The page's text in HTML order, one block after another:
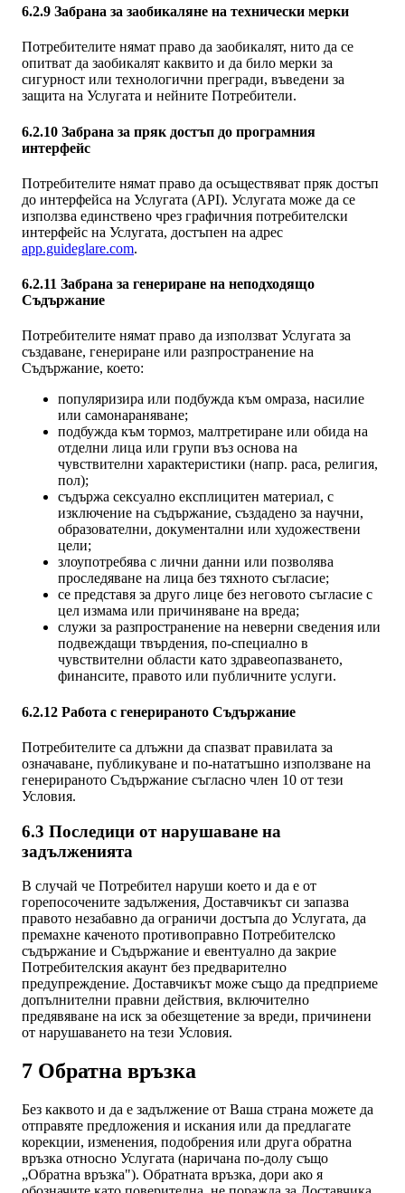
6.2.9 Забрана за заобикаляне на технически мерки
Потребителите нямат право да заобикалят, нито да се
опитват да заобикалят каквито и да било мерки за
сигурност или технологични прегради, въведени за
защита на Услугата и нейните Потребители.
6.2.10 Забрана за пряк достъп до програмния
интерфейс
Потребителите нямат право да осъществяват пряк достъп
до интерфейса на Услугата (API). Услугата може да се
използва единствено чрез графичния потребителски
интерфейс на Услугата, достъпен на адрес
app.guideglare.com.
6.2.11 Забрана за генериране на неподходящо
Съдържание
Потребителите нямат право да използват Услугата за
създаване, генериране или разпространение на
Съдържание, което:
популяризира или подбужда към омраза, насилие
или самонараняване;
подбужда към тормоз, малтретиране или обида на
отделни лица или групи въз основа на
чувствителни характеристики (напр. раса, религия,
пол);
съдържа сексуално експлицитен материал, с
изключение на съдържание, създадено за научни,
образователни, документални или художествени
цели;
злоупотребява с лични данни или позволява
проследяване на лица без тяхното съгласие;
се представя за друго лице без неговото съгласие с
цел измама или причиняване на вреда;
служи за разпространение на неверни сведения или
подвеждащи твърдения, по-специално в
чувствителни области като здравеопазването,
финансите, правото или публичните услуги.
6.2.12 Работа с генерираното Съдържание
Потребителите са длъжни да спазват правилата за
означаване, публикуване и по-нататъшно използване на
генерираното Съдържание съгласно член 10 от тези
Условия.
6.3 Последици от нарушаване на
задълженията
В случай че Потребител наруши което и да е от
горепосочените задължения, Доставчикът си запазва
правото незабавно да ограничи достъпа до Услугата, да
премахне каченото противоправно Потребителско
съдържание и Съдържание и евентуално да закрие
Потребителския акаунт без предварително
предупреждение. Доставчикът може също да предприеме
допълнителни правни действия, включително
предявяване на иск за обезщетение за вреди, причинени
от нарушаването на тези Условия.
7 Обратна връзка
Без каквото и да е задължение от Ваша страна можете да
отправяте предложения и искания или да предлагате
корекции, изменения, подобрения или друга обратна
връзка относно Услугата (наричана по-долу също
„Обратна връзка"). Обратната връзка, дори ако я